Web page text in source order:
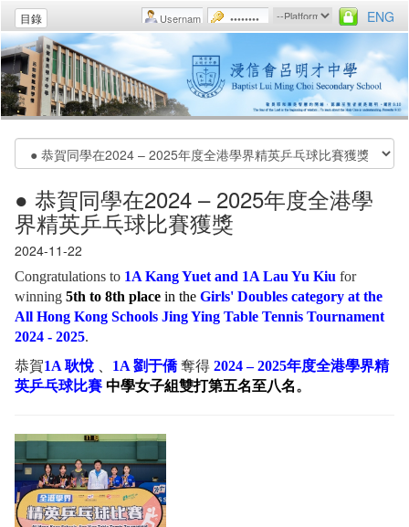
目錄 ENG
● 恭賀同學在2024 – 2025年度全港學
界精英乒乓球比賽獲獎
2024-11-22
Congratulations to 1A Kang Yuet and 1A Lau Yu Kiu for
winning 5th to 8th place in the Girls' Doubles category at the
All Hong Kong Schools Jing Ying Table Tennis Tournament
2024 - 2025.
恭賀1A 耿悅 1A 劉于僑奪得 2024 –2025年度全港學界精
英乒乓球比賽 中學女子組雙打第五名至八名。